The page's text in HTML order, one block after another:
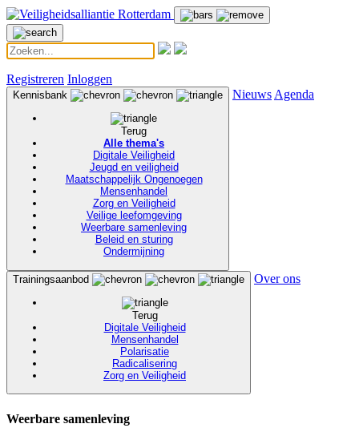
Registreren Inloggen
Kennisbank
Terug
Alle thema's
Digitale Veiligheid
Jeugd en veiligheid
Maatschappelijk Ongenoegen
Mensenhandel
Zorg en Veiligheid
Veilige leefomgeving
Weerbare samenleving
Beleid en sturing
Ondermijning
Nieuws Agenda
Trainingsaanbod
Terug
Digitale Veiligheid
Mensenhandel
Polarisatie
Radicalisering
Zorg en Veiligheid
Over ons
Weerbare samenleving